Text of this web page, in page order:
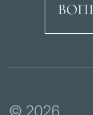
© 2026